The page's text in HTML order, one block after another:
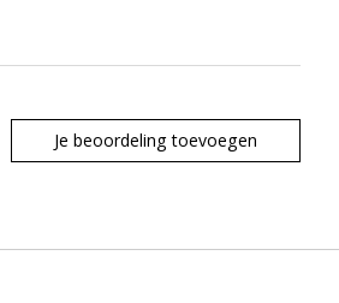
Je beoordeling toevoegen